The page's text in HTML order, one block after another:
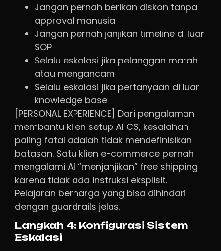
Jangan pernah berikan diskon tanpa
approval manusia
Jangan pernah janjikan timeline di luar
SOP
Selalu eskalasi jika pelanggan marah
atau mengancam
Selalu eskalasi jika pertanyaan di luar
knowledge base
[PERSONAL EXPERIENCE] Dari pengalaman
membantu klien setup AI CS, kesalahan
paling fatal adalah tidak mendefinisikan
batasan. Satu klien e-commerce pernah
mengalami AI “menjanjikan” free shipping
karena tidak ada instruksi eksplisit.
Pelajaran berharga yang bisa dihindari
dengan guardrails jelas.
Langkah 4: Konfigurasi Sistem
Eskalasi